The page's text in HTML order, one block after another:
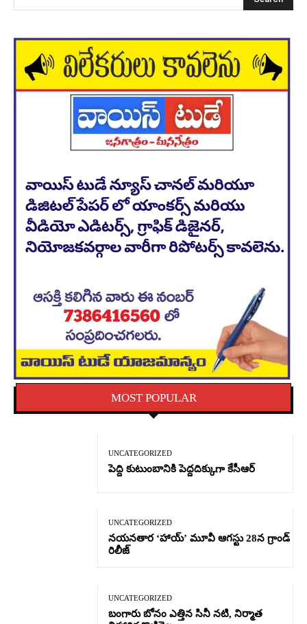
MOST POPULAR
UNCATEGORIZED
పెద్ది కుటుంబానికి పెద్దదిక్కుగా కేసీఆర్
UNCATEGORIZED
నయనతార ‘హాయ్’ మూవీ ఆగస్టు 28న గ్రాండ్
రిలీజ్
UNCATEGORIZED
బంగారు బోనం ఎత్తిన సినీ నటి, నిర్మాత